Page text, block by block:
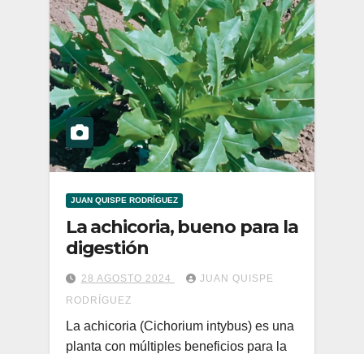
JUAN QUISPE RODRÍGUEZ
La achicoria, bueno para la
digestión
28 AGOSTO 2024
JUAN QUISPE
RODRÍGUEZ
La achicoria (Cichorium intybus) es una
planta con múltiples beneficios para la